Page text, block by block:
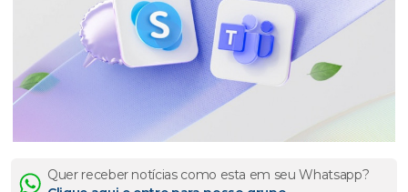
Quer receber notícias como esta em seu Whatsapp?